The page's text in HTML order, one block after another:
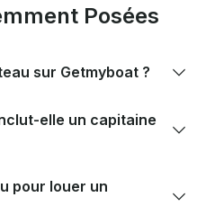
Posées
sur Getmyboat ?
elle un capitaine
pour louer un